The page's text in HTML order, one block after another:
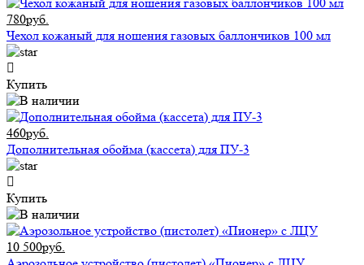
780руб.
Чехол кожаный для ношения газовых баллончиков 100 мл
Купить
460руб.
Дополнительная обойма (кассета) для ПУ-3
Купить
10 500руб.